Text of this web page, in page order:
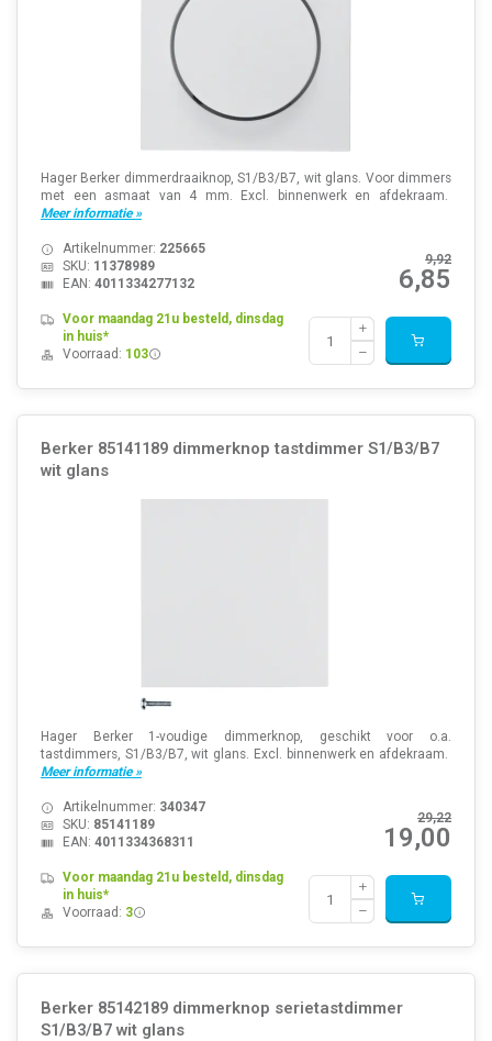
Hager Berker dimmerdraaiknop, S1/B3/B7, wit glans. Voor dimmers
met een asmaat van 4 mm. Excl. binnenwerk en afdekraam.
Meer informatie »
9,92
6,85
Artikelnummer: 225665
SKU: 11378989
EAN: 4011334277132
Voor maandag 21u besteld, dinsdag
in huis*
Voorraad: 103
Berker 85141189 dimmerknop tastdimmer S1/B3/B7
wit glans
Hager Berker 1-voudige dimmerknop, geschikt voor o.a.
tastdimmers, S1/B3/B7, wit glans. Excl. binnenwerk en afdekraam.
Meer informatie »
29,22
19,00
Artikelnummer: 340347
SKU: 85141189
EAN: 4011334368311
Voor maandag 21u besteld, dinsdag
in huis*
Voorraad: 3
Berker 85142189 dimmerknop serietastdimmer
S1/B3/B7 wit glans